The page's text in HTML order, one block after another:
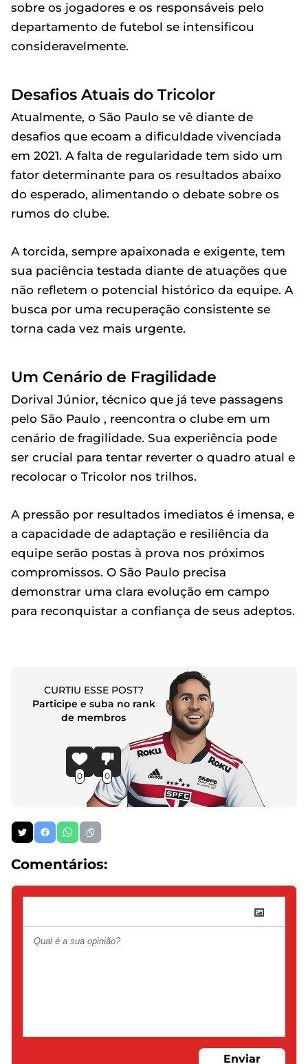
sobre os jogadores e os responsáveis pelo
departamento de futebol se intensificou
consideravelmente.
Desafios Atuais do Tricolor
Atualmente, o São Paulo se vê diante de
desafios que ecoam a dificuldade vivenciada
em 2021. A falta de regularidade tem sido um
fator determinante para os resultados abaixo
do esperado, alimentando o debate sobre os
rumos do clube.
A torcida, sempre apaixonada e exigente, tem
sua paciência testada diante de atuações que
não refletem o potencial histórico da equipe. A
busca por uma recuperação consistente se
torna cada vez mais urgente.
Um Cenário de Fragilidade
Dorival Júnior, técnico que já teve passagens
pelo São Paulo , reencontra o clube em um
cenário de fragilidade. Sua experiência pode
ser crucial para tentar reverter o quadro atual e
recolocar o Tricolor nos trilhos.
A pressão por resultados imediatos é imensa, e
a capacidade de adaptação e resiliência da
equipe serão postas à prova nos próximos
compromissos. O São Paulo precisa
demonstrar uma clara evolução em campo
para reconquistar a confiança de seus adeptos.
CURTIU ESSE POST?
Participe e suba no rank
de membros
0 0
Comentários:
Enviar